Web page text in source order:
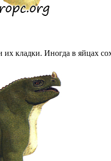
кладки. Иногда в яйцах